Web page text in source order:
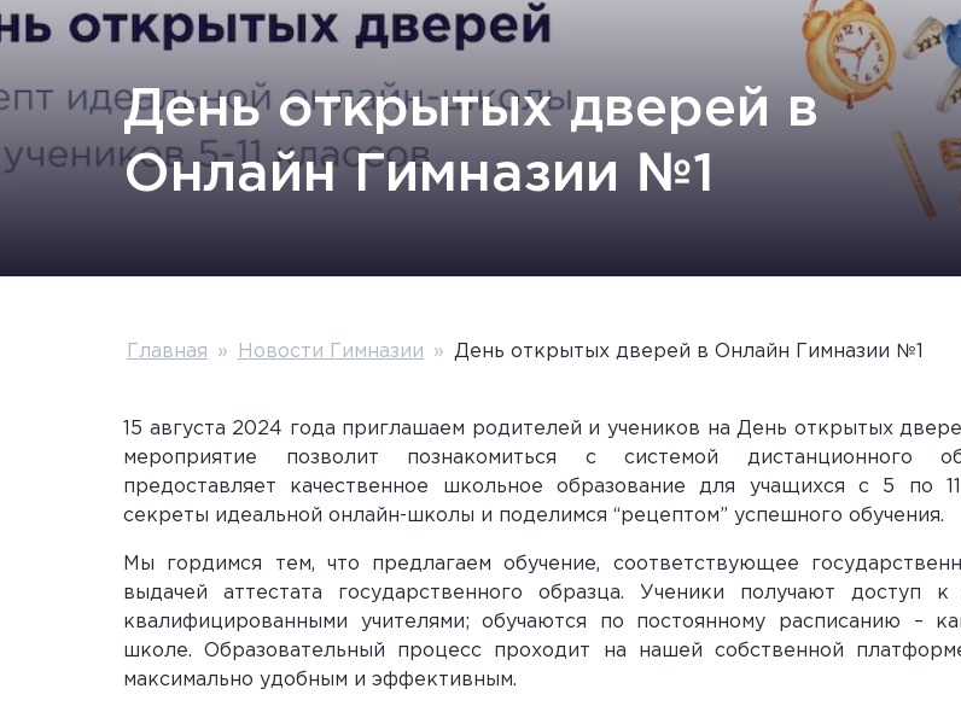
День открытых дверей в
Онлайн Гимназии №1
Главная » Новости Гимназии » День открытых дверей в Онлайн Гимназии №1
15 августа 2024 года приглашаем родителей и учеников на День открытых
мероприятие позволит познакомиться с системой дистанционного
предоставляет качественное школьное образование для учащихся с 5 по
секреты идеальной онлайн-школы и поделимся “рецептом” успешного обучения.
Мы гордимся тем, что предлагаем обучение, соответствующее
выдачей аттестата государственного образца. Ученики получают доступ
квалифицированными учителями; обучаются по постоянному расписанию –
школе. Образовательный процесс проходит на нашей собственной
максимально удобным и эффективным.